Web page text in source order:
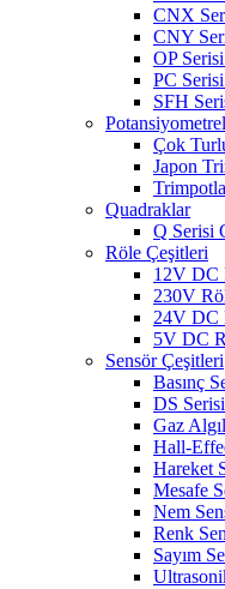
CNX
CNY
OP
PC
SFH
Çok
Japon
Quadraklar
Q Serisi
Röle Çeşitleri
12V DC
230V
24V DC
5V DC
Sensör Çeşitleri
Basınç
DS
Gaz
Hall-
Hareket
Mesafe
Nem
Renk
Sayım